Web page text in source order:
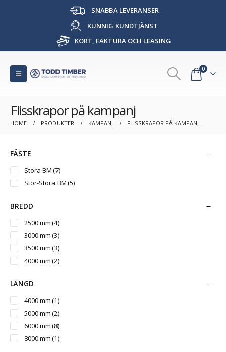
SNABBA LEVERANSER
KUNNIG KUNDTJÄNST
KORT, FAKTURA OCH LEASING
0
Flisskrapor på kampanj
HOME PRODUKTER KAMPANJ FLISSKRAPOR PÅ KAMPANJ
FÄSTE
Stora BM(7)
Stor-Stora BM(5)
BREDD
2500 mm(4)
3000 mm(3)
3500 mm(3)
4000 mm(2)
LÄNGD
4000 mm(1)
5000 mm(2)
6000 mm(8)
8000 mm(1)